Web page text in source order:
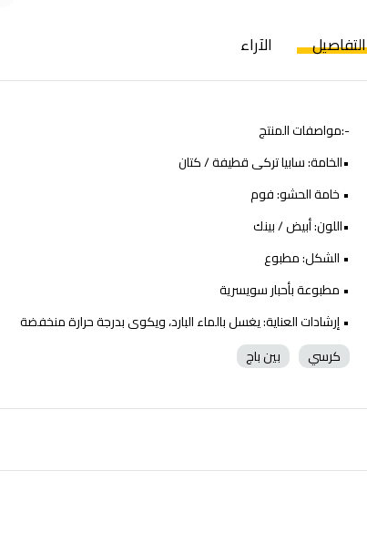
التفاصيل الآراء
-:مواصفات المنتج
•الخامة: سابيا تركى قطيفة / كتان
• خامة الحشو: فوم
•اللون: أبيض / بينك
• الشكل: مطبوع
• مطبوعة بأحبار سويسرية
• إرشادات العناية: يغسل بالماء البارد، ويكوى بدرجة حرارة منخفضة
كرسي
بين باج